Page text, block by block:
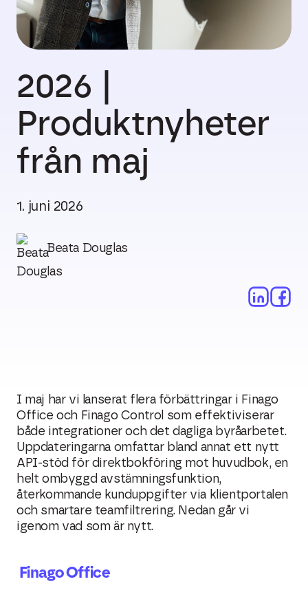
2026 |
Produktnyheter
från maj
1. juni 2026
Beata Douglas
I maj har vi lanserat flera förbättringar i Finago
Office och Finago Control som effektiviserar
både integrationer och det dagliga byråarbetet.
Uppdateringarna omfattar bland annat ett nytt
API-stöd för direktbokföring mot huvudbok, en
helt ombyggd avstämningsfunktion,
återkommande kunduppgifter via klientportalen
och smartare teamfiltrering. Nedan går vi
igenom vad som är nytt.
Finago Office